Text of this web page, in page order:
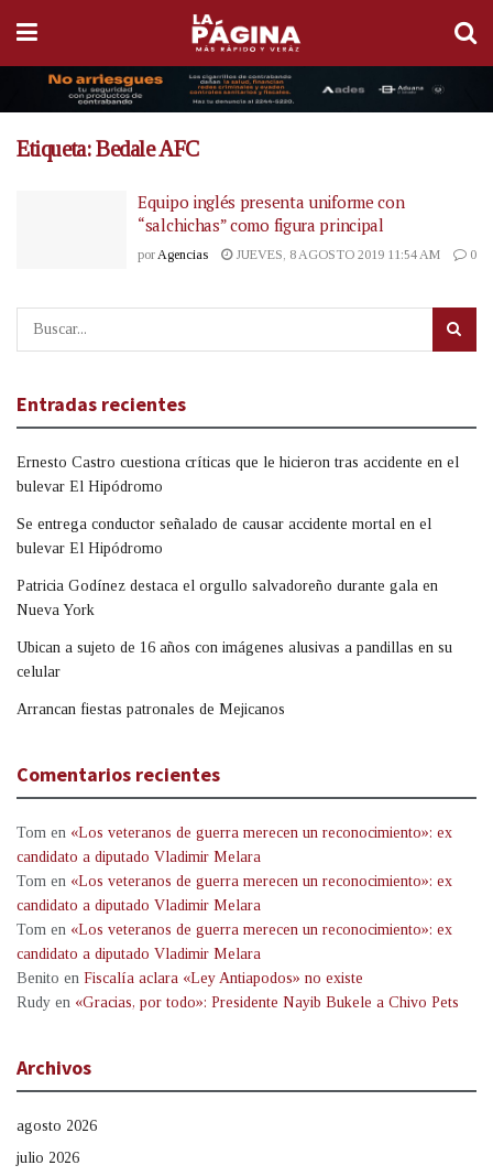
Etiqueta:Bedale AFC
Equipo inglés presenta uniforme con
“salchichas” como figura principal
por Agencias JUEVES, 8 AGOSTO 2019 11:54 AM 0
Entradas recientes
Ernesto Castro cuestiona críticas que le hicieron tras accidente en el
bulevar El Hipódromo
Se entrega conductor señalado de causar accidente mortal en el
bulevar El Hipódromo
Patricia Godínez destaca el orgullo salvadoreño durante gala en
Nueva York
Ubican a sujeto de 16 años con imágenes alusivas a pandillas en su
celular
Arrancan fiestas patronales de Mejicanos
Comentarios recientes
Tom en «Los veteranos de guerra merecen un reconocimiento»: ex
candidato a diputado Vladimir Melara
Tom en «Los veteranos de guerra merecen un reconocimiento»: ex
candidato a diputado Vladimir Melara
Tom en «Los veteranos de guerra merecen un reconocimiento»: ex
candidato a diputado Vladimir Melara
Benito en Fiscalía aclara «Ley Antiapodos» no existe
Rudy en «Gracias, por todo»: Presidente Nayib Bukele a Chivo Pets
Archivos
agosto 2026
julio 2026